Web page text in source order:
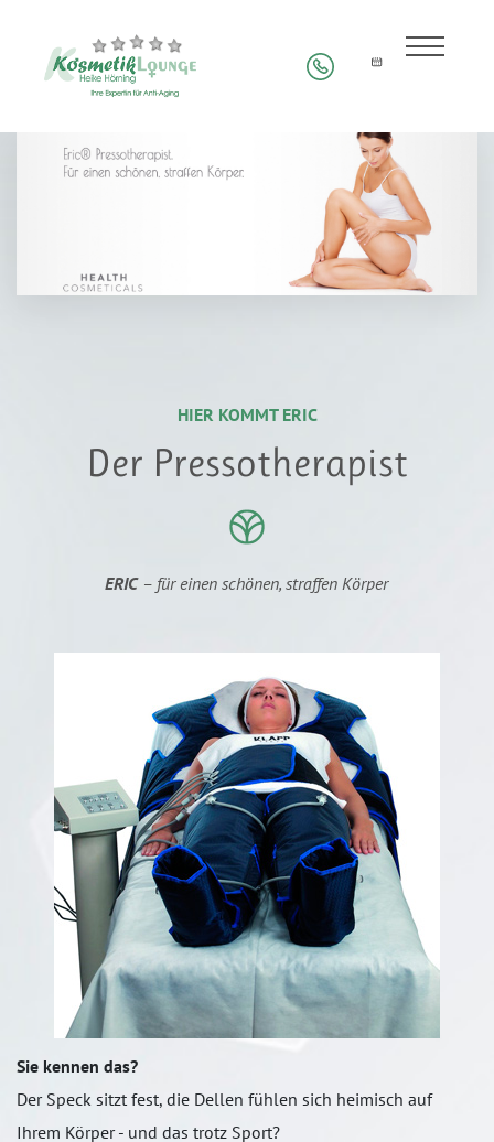
HIER KOMMT ERIC
Der Pressotherapist
ERIC– für einen schönen, straffen Körper
Sie kennen das?
Der Speck sitzt fest, die Dellen fühlen sich heimisch auf
Ihrem Körper - und das trotz Sport?